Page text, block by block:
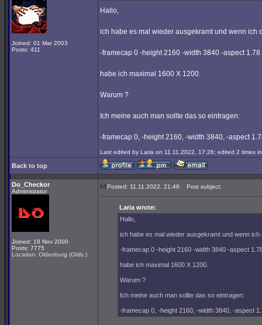
Joined: 01 Mar 2003
Posts: 411
Hallo,
ich habe es mal wieder ausgekramt und wenn ich
-framecap 0 -height 2160 -width 3840 -aspect 1.78
habe ich maximal 1600 X 1200.
Warum ?
Ich meine auch man sollte das so eintragen:
-framecap 0, -height 2160, -width 3840, -aspect
Last edited by Laria on 11.11.2022, 17:26; edited 2 times
Back to top
Do_Checkor
Administrator
Joined: 19 Nov 2000
Posts: 7775
Location: Oldenburg (Oldb.)
Posted: 11.11.2022, 21:46 Post subject:
Laria wrote:
Hallo,
ich habe es mal wieder ausgekramt und wenn
-framecap 0 -height 2160 -width 3840 -aspect
habe ich maximal 1600 X 1200.
Warum ?
Ich meine auch man sollte das so eintragen:
-framecap 0, -height 2160, -width 3840, -aspect